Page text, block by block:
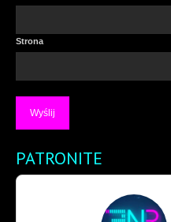
Strona
PATRONITE